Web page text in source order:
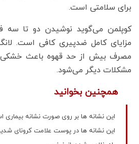
برای سلامتی است.
کوپلمن می‌گوید نوشیدن دو تا سه
مزایای کامل ضدپیری کافی است.
مصرف بیش از حد قهوه باعث خشکی
مشکلات دیگر می‌شود.
همچنین بخوانید
این نشانه ها بر روی صورت نشانه بیماری
این نشانه ها در پوست علامت کرونای